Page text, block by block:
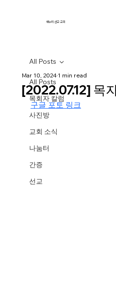
새누리 선교 교회
All Posts
목회자 칼럼
사진방
교회 소식
나눔터
간증
선교
All Posts
[2022.07.12] 목
Mar 10, 20241 min read
구글 포토 링크